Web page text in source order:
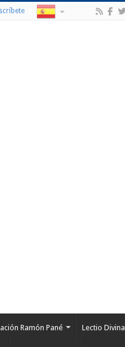
Ramón Pané Lectio Divina